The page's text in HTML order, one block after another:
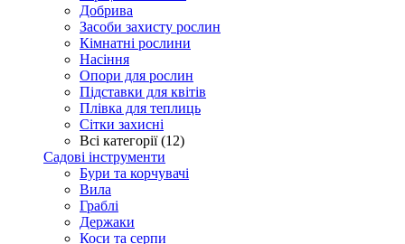
Добрива
Засоби захисту рослин
Кімнатні рослини
Насіння
Опори для рослин
Підставки для квітів
Плівка для теплиць
Сітки захисні
Всі категорії (12)
Садові інструменти
Бури та корчувачі
Вила
Граблі
Держаки
Коси та серпи